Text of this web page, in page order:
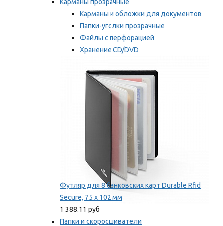
Карманы прозрачные
Карманы и обложки для документов
Папки-уголки прозрачные
Файлы с перфорацией
Хранение CD/DVD
Мы рекомендуем
Футляр для 8 банковских карт Durable Rfid
Secure, 75 х 102 мм
1 388.11 руб
Папки и скоросшиватели